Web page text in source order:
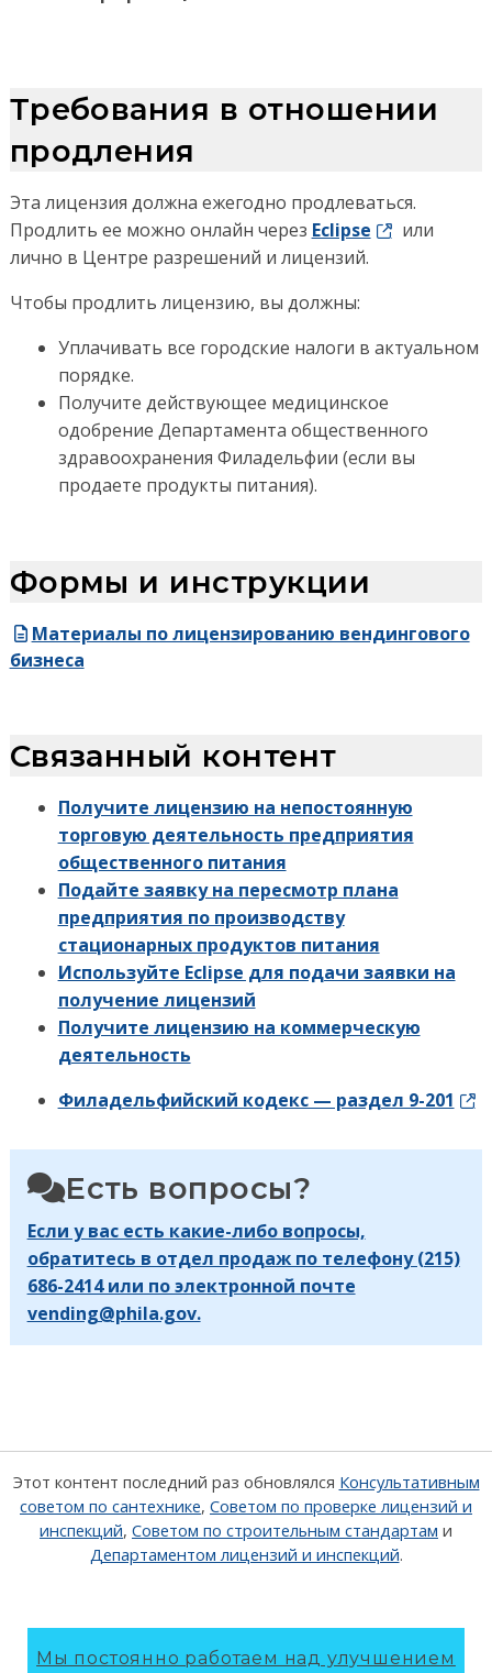
Требования в отношении
продления
Эта лицензия должна ежегодно продлеваться.
Продлить ее можно онлайн через Eclipse
или
лично в Центре разрешений и лицензий.
Чтобы продлить лицензию, вы должны:
Уплачивать все городские налоги в актуальном
порядке.
Получите действующее медицинское
одобрение Департамента общественного
здравоохранения Филадельфии (если вы
продаете продукты питания).
Формы и инструкции
Материалы по лицензированию вендингового
бизнеса
Связанный контент
Получите лицензию на непостоянную
торговую деятельность предприятия
общественного питания
Подайте заявку на пересмотр плана
предприятия по производству
стационарных продуктов питания
Используйте Eclipse для подачи заявки на
получение лицензий
Получите лицензию на коммерческую
деятельность
Филадельфийский кодекс — раздел 9-201
Есть вопросы?
Если у вас есть какие-либо вопросы,
обратитесь в отдел продаж по телефону (215)
686-2414 или по электронной почте
vending@phila.gov.
Этот контент последний раз обновлялся Консультативным
советом по сантехнике, Советом по проверке лицензий и
инспекций, Советом по строительным стандартам и
Департаментом лицензий и инспекций.
Мы постоянно работаем над улучшением